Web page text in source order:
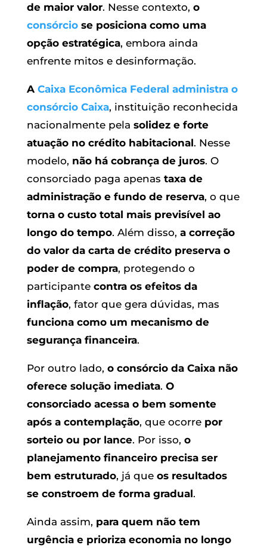
de maior valor. Nesse contexto, o
consórciose posiciona como uma
opção estratégica, embora ainda
enfrente mitos e desinformação.
A Caixa Econômica Federal administra o
consórcio Caixa, instituição reconhecida
nacionalmente pela solidez e forte
atuação no crédito habitacional. Nesse
modelo, não há cobrança de juros. O
consorciado paga apenas taxa de
administração e fundo de reserva, o que
torna o custo total mais previsível ao
longo do tempo. Além disso, a correção
do valor da carta de crédito preserva o
poder de compra, protegendo o
participante contra os efeitos da
inflação, fator que gera dúvidas, mas
funciona como um mecanismo de
segurança financeira.
Por outro lado, o consórcio da Caixa não
oferece solução imediata. O
consorciado acessa o bem somente
após a contemplação, que ocorre por
sorteio ou por lance. Por isso, o
planejamento financeiro precisa ser
bem estruturado, já que os resultados
se constroem de forma gradual.
Ainda assim, para quem não tem
urgência e prioriza economia no longo